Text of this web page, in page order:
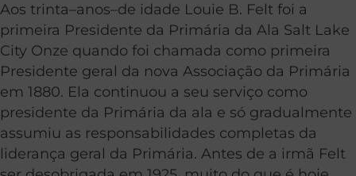
Aos trinta–anos–de idade Louie B. Felt foi a
primeira Presidente da Primária da Ala Salt Lake
City Onze quando foi chamada como primeira
Presidente geral da nova Associação da Primária
em 1880. Ela continuou a seu serviço como
presidente da Primária da ala e só gradualmente
assumiu as responsabilidades completas da
liderança geral da Primária. Antes de a irmã Felt